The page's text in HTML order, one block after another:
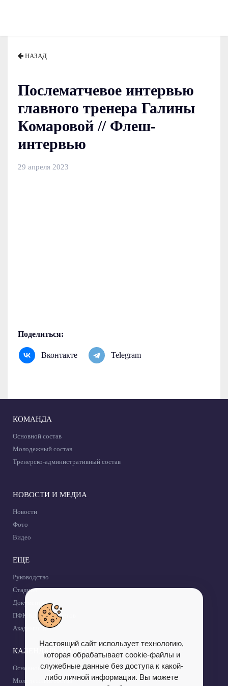
НАЗАД
Послематчевое интервью
главного тренера Галины
Комаровой // Флеш-
интервью
29 апреля 2023
Поделиться:
Вконтакте Telegram
КОМАНДА
Основной состав
Молодежный состав
Тренерско-административный состав
НОВОСТИ И МЕДИА
Новости
Фото
Видео
ЕЩЕ
Руководство
Стадион
Документы
ПФК Крылья Советов
Академия КС
КАЛЕНДАРЬ МАТЧЕЙ
Основной состав
Молодежный состав
Настоящий сайт использует технологию,
которая обрабатывает cookie-файлы и
служебные данные без доступа к какой-
либо личной информации. Вы можете